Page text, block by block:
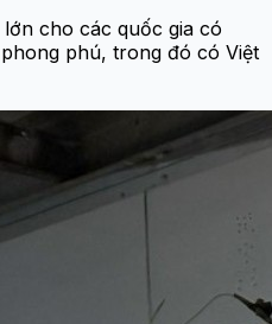
cho các quốc gia có
phú, trong đó có Việt